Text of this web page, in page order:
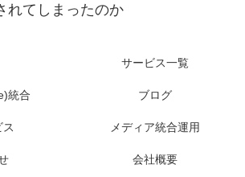
れてしまったのか
サービス一覧
統合 ブログ
メディア統合運用
会社概要